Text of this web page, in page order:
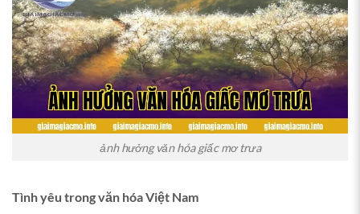
ảnh hưởng văn hóa giấc mơ trưa
Tình yêu trong văn hóa Việt Nam